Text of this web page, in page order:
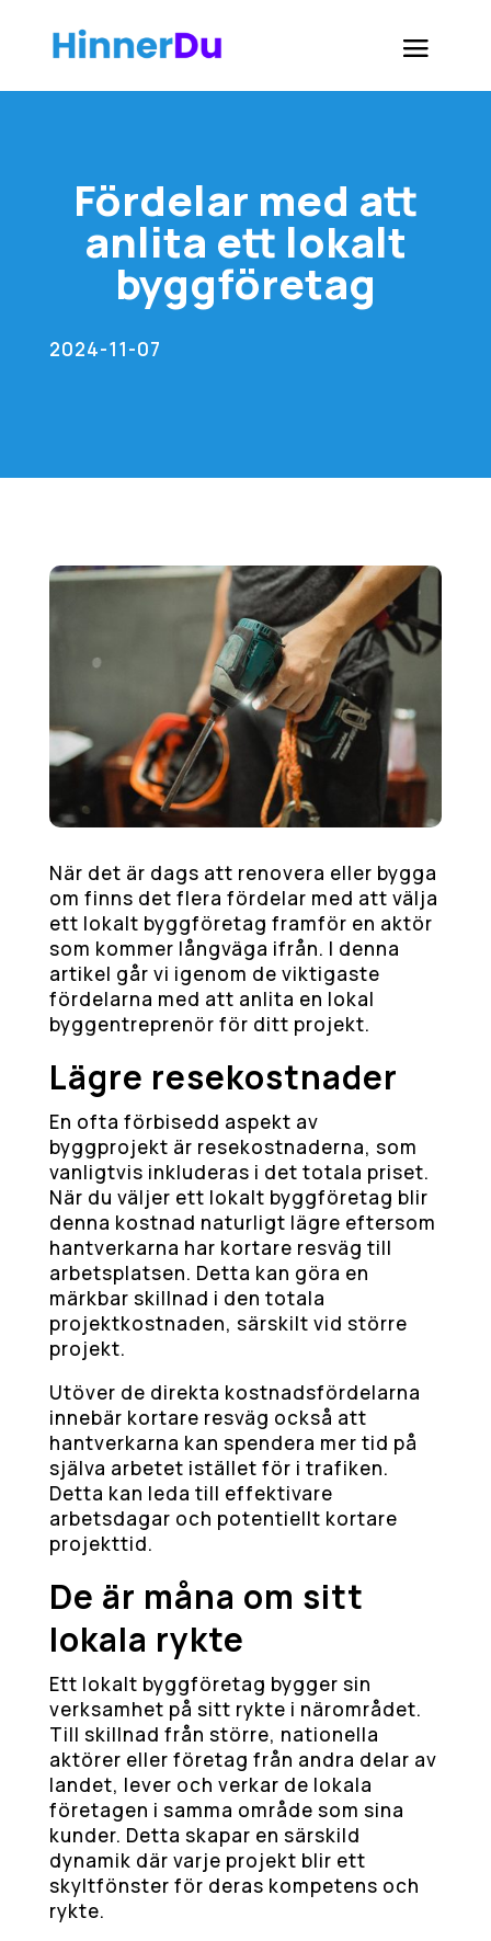
Fördelar med att
anlita ett lokalt
byggföretag
2024-11-07
När det är dags att renovera eller bygga
om finns det flera fördelar med att välja
ett lokalt byggföretag framför en aktör
som kommer långväga ifrån. I denna
artikel går vi igenom de viktigaste
fördelarna med att anlita en lokal
byggentreprenör för ditt projekt.
Lägre resekostnader
En ofta förbisedd aspekt av
byggprojekt är resekostnaderna, som
vanligtvis inkluderas i det totala priset.
När du väljer ett lokalt byggföretag blir
denna kostnad naturligt lägre eftersom
hantverkarna har kortare resväg till
arbetsplatsen. Detta kan göra en
märkbar skillnad i den totala
projektkostnaden, särskilt vid större
projekt.
Utöver de direkta kostnadsfördelarna
innebär kortare resväg också att
hantverkarna kan spendera mer tid på
själva arbetet istället för i trafiken.
Detta kan leda till effektivare
arbetsdagar och potentiellt kortare
projekttid.
De är måna om sitt
lokala rykte
Ett lokalt byggföretag bygger sin
verksamhet på sitt rykte i närområdet.
Till skillnad från större, nationella
aktörer eller företag från andra delar av
landet, lever och verkar de lokala
företagen i samma område som sina
kunder. Detta skapar en särskild
dynamik där varje projekt blir ett
skyltfönster för deras kompetens och
rykte.